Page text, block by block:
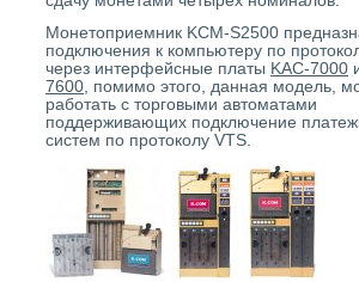
Монетоприемник KCM-S2500
подключения к компьютеру по
через интерфейсные платы KAC-7000
7600, помимо этого, данная модель,
работать с торговыми автоматами
поддерживающих подключение
систем по протоколу VTS.